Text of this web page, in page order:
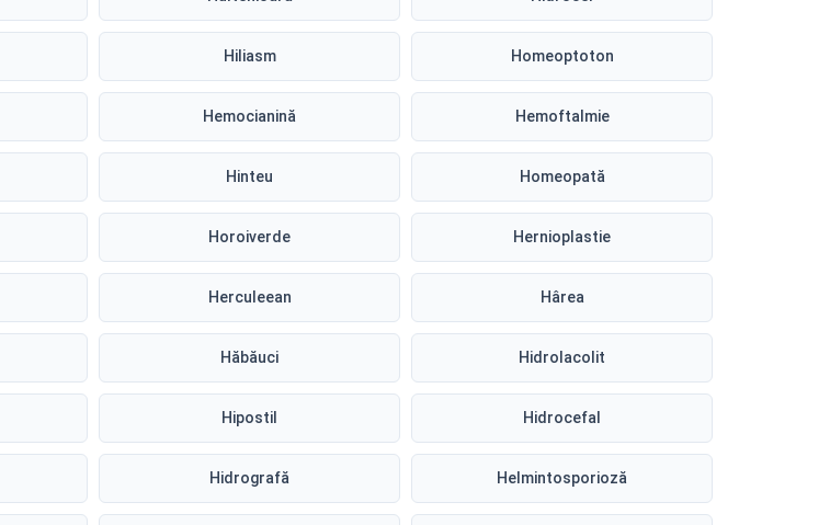
Hiliasm Homeoptoton
Hemocianină Hemoftalmie
Hinteu Homeopată
Horoiverde Hernioplastie
Herculeean Hârea
Hăbăuci Hidrolacolit
Hipostil Hidrocefal
Hidrografă Helmintosporioză